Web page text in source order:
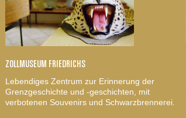
ZOLLMUSEUM FRIEDRICHS
Lebendiges Zentrum zur Erinnerung der
Grenzgeschichte und -geschichten, mit
verbotenen Souvenirs und Schwarzbrennerei.